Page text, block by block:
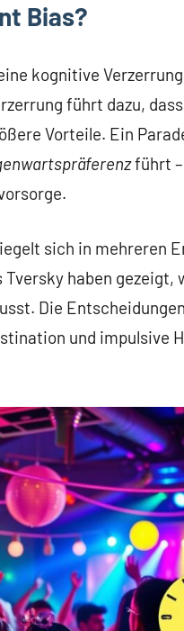
Bias?
kognitive
führt dazu,
Vorteile. Ein
führt –
sich in mehreren
Tversky haben
Die
und impulsive